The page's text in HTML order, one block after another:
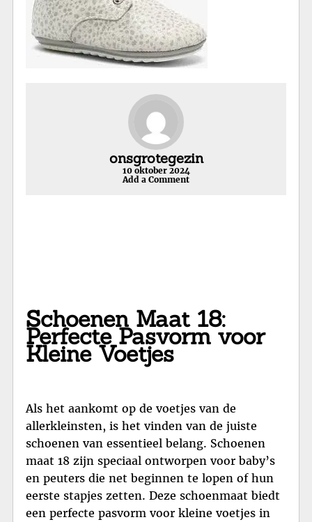
onsgrotegezin
10 oktober 2024
Add a Comment
Schoenen Maat 18:
Perfecte Pasvorm voor
Kleine Voetjes
Als het aankomt op de voetjes van de
allerkleinsten, is het vinden van de juiste
schoenen van essentieel belang. Schoenen
maat 18 zijn speciaal ontworpen voor baby’s
en peuters die net beginnen te lopen of hun
eerste stapjes zetten. Deze schoenmaat biedt
een perfecte pasvorm voor kleine voetjes in